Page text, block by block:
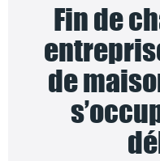
Fin de
de